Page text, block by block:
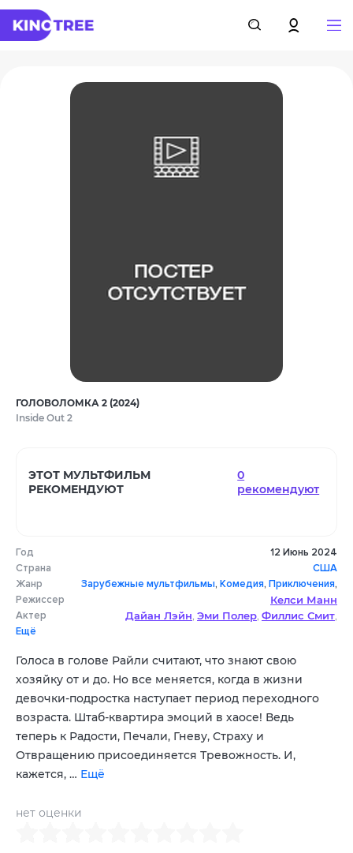
ГОЛОВОЛОМКА 2 (2024)
Inside Out 2
ЭТОТ МУЛЬТФИЛЬМ
РЕКОМЕНДУЮТ
0
рекомендуют
Год
Страна
Жанр
Режиссер
Актер
Ещё
12 Июнь 2024
США
Зарубежные мультфильмы, Комедия, Приключения,
Фэнтези, драма
Келси Манн
Дайан Лэйн, Эми Полер, Филлис Смит,
Голоса в голове Райли считают, что знают свою
хозяйку от и до. Но все меняется, когда в жизни
девочки-подростка наступает период переходного
возраста. Штаб-квартира эмоций в хаосе! Ведь
теперь к Радости, Печали, Гневу, Страху и
Отвращению присоединяется Тревожность. И,
кажется, … Ещё
нет оценки